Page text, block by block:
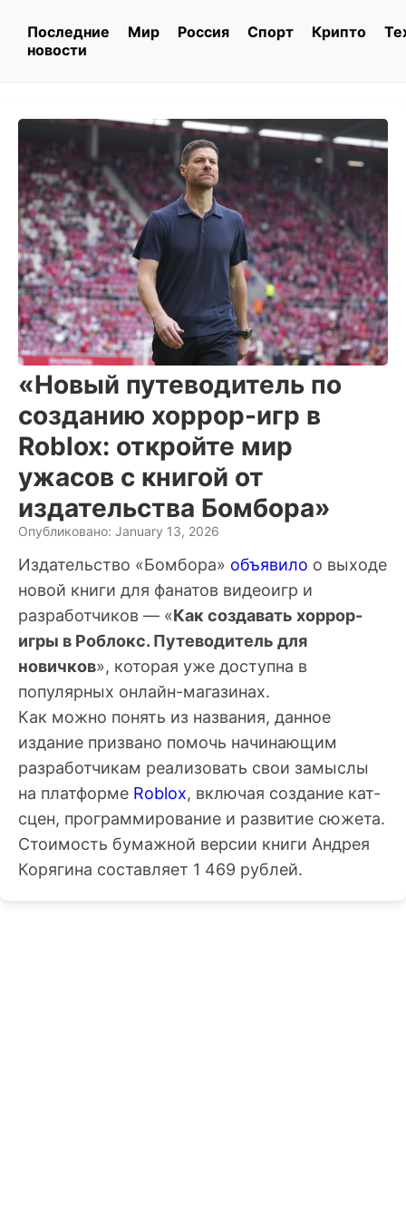
Последние
новости
Мир Россия Спорт Крипто
«Новый путеводитель по
созданию хоррор-игр в
Roblox: откройте мир
ужасов с книгой от
издательства Бомбора»
Опубликовано: January 13, 2026
Издательство «Бомбора» объявило о выходе
новой книги для фанатов видеоигр и
разработчиков — «Как создавать хоррор-
игры в Роблокс. Путеводитель для
новичков», которая уже доступна в
популярных онлайн-магазинах.
Как можно понять из названия, данное
издание призвано помочь начинающим
разработчикам реализовать свои замыслы
на платформе Roblox, включая создание кат-
сцен, программирование и развитие сюжета.
Стоимость бумажной версии книги Андрея
Корягина составляет 1 469 рублей.